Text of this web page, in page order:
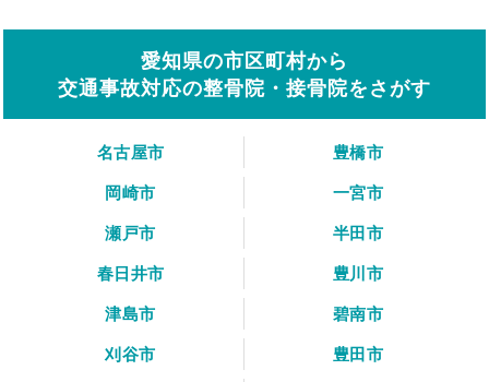
愛知県の市区町村から
交通事故対応の整骨院・接骨院をさがす
名古屋市
豊橋市
岡崎市
一宮市
瀬戸市
半田市
春日井市
豊川市
津島市
碧南市
刈谷市
豊田市